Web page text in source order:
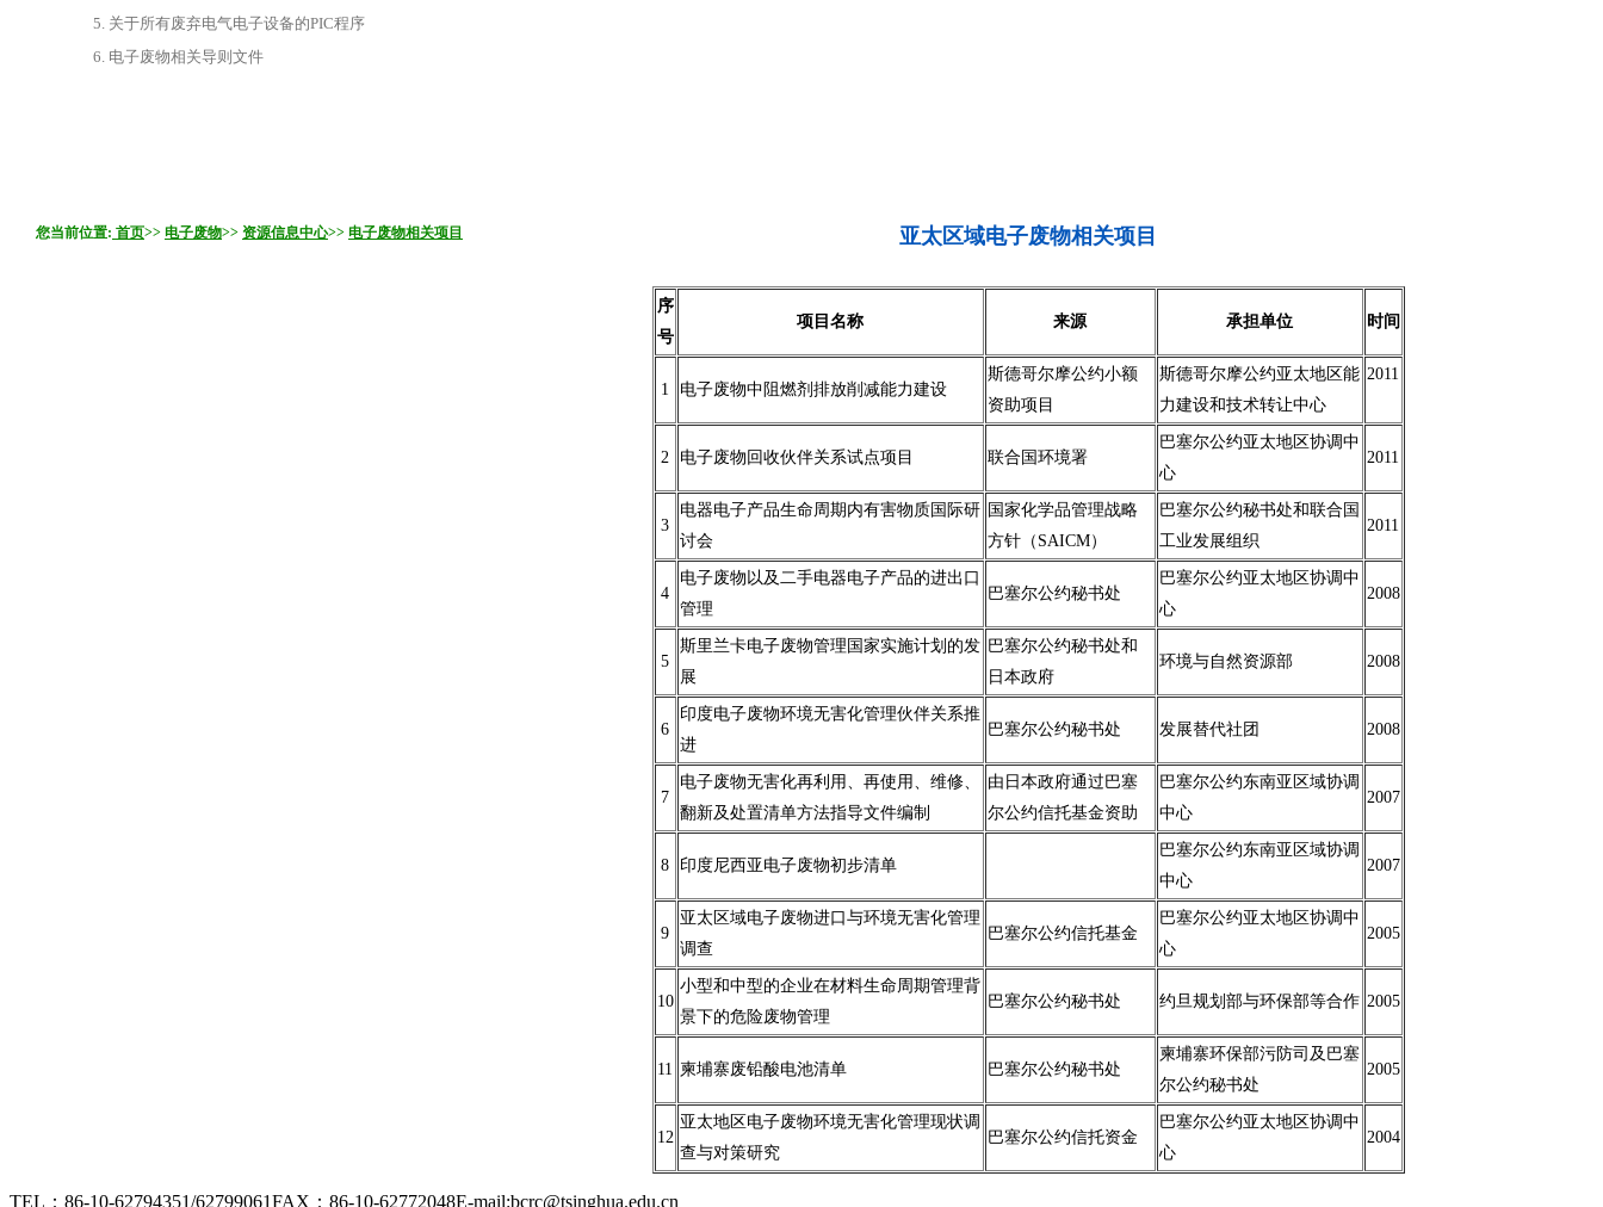
5. 关于所有废弃电气电子设备的PIC程序
6. 电子废物相关导则文件
您当前位置: 首页>> 电子废物>> 资源信息中心>> 电子废物相关项目 亚太区域电子废物相关项目
序
号
项目名称 来源 承担单位 时间
1 电子废物中阻燃剂排放削减能力建设
斯德哥尔摩公约小额
资助项目
斯德哥尔摩公约亚太地区能
力建设和技术转让中心
2011
2 电子废物回收伙伴关系试点项目 联合国环境署
巴塞尔公约亚太地区协调中
心
2011
3
电器电子产品生命周期内有害物质国际研
讨会
国家化学品管理战略
方针（SAICM）
巴塞尔公约秘书处和联合国
工业发展组织
2011
4
电子废物以及二手电器电子产品的进出口
管理
巴塞尔公约秘书处
巴塞尔公约亚太地区协调中
心
2008
5
斯里兰卡电子废物管理国家实施计划的发
展
巴塞尔公约秘书处和
日本政府
环境与自然资源部 2008
6
印度电子废物环境无害化管理伙伴关系推
进
巴塞尔公约秘书处 发展替代社团 2008
7
电子废物无害化再利用、再使用、维修、
翻新及处置清单方法指导文件编制
由日本政府通过巴塞
尔公约信托基金资助
巴塞尔公约东南亚区域协调
中心
2007
8 印度尼西亚电子废物初步清单
巴塞尔公约东南亚区域协调
中心
2007
9
亚太区域电子废物进口与环境无害化管理
调查
巴塞尔公约信托基金
巴塞尔公约亚太地区协调中
心
2005
10
小型和中型的企业在材料生命周期管理背
景下的危险废物管理
巴塞尔公约秘书处 约旦规划部与环保部等合作 2005
11 柬埔寨废铅酸电池清单 巴塞尔公约秘书处
柬埔寨环保部污防司及巴塞
尔公约秘书处
2005
12
亚太地区电子废物环境无害化管理现状调
查与对策研究
巴塞尔公约信托资金
巴塞尔公约亚太地区协调中
心
2004
TEL：86-10-62794351/62799061FAX：86-10-62772048E-mail:bcrc@tsinghua.edu.cn